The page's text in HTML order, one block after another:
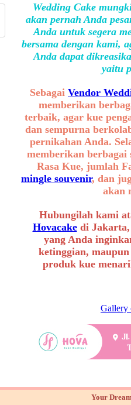
Wedding Cake
akan pernah Anda
Anda untuk segera
bersama dengan kami,
Anda dapat
yaitu
Sebagai Vendor
memberikan
terbaik, agar kue
dan sempurna
pernikahan Anda.
memberikan
Rasa Kue, jumlah
mingle souvenir, dan
akan
Hubungilah kami
Hovacakedi Jakarta,
yang Anda
ketinggian,
produk kue
Gallery
Your